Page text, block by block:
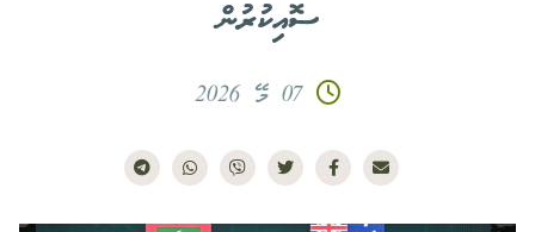
ސޮއިކުރުން
07 މޭ 2026